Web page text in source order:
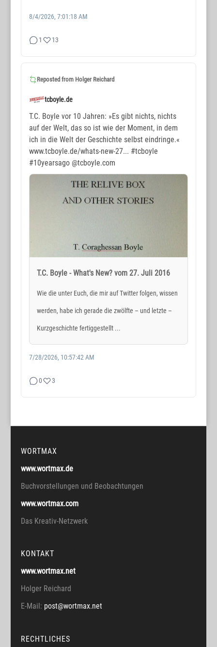
8/4/2026, 7:01:18 AM
1 13
Reposted from Holger Reichard
tcboyle.de
T.C. Boyle vor 10 Jahren: »Es gibt nichts, nichts
auf der Welt, das so ist wie der Moment, in dem
ich in die Welt der Geschichte selbst eindringe.«
www.tcboyle.de/whats-new-27... #tcboyle
#10yearsago@tcboyle.com
T.C. Boyle - What's New? vom 27. Juli 2016
Wie die unter Euch, die mir auf Twitter folgen, wissen
werden, habe ich gerade die zwölfte – und letzte –
Kurzgeschichte fertiggestellt ...
7/28/2026, 10:57:42 AM
0 3
WORTMAX
www.wortmax.de
Buchvorstellungen und Beobachtungen
www.wortmax.com
Das Kreativ-Netzwerk
KONTAKT
www.wortmax.net
Holger Reichard
E-Mail: post@wortmax.net
RECHTLICHES